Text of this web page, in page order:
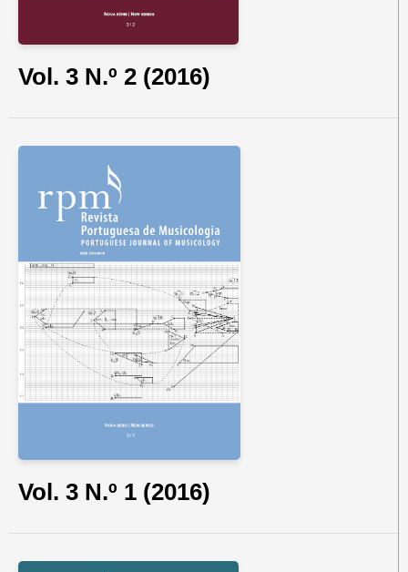
Vol. 3 N.º 2 (2016)
Vol. 3 N.º 1 (2016)